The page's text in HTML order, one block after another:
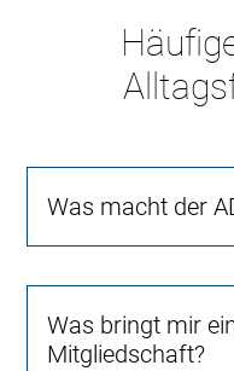
Was macht der
Was bringt mir
Mitgliedschaft?